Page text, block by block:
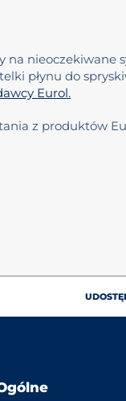
na
płynu do
Eurol.
z produktów